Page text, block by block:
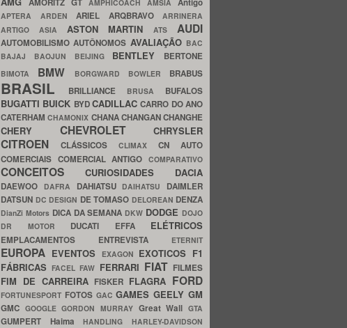
AMORITZ GT AMPHICOACH AMSIA Antigo
APTERA ARDEN ARIEL ARQBRAVO ARRINERA
ARTIGO ASIA ASTON MARTINATS AUDI
AUTOMOBILISMOAUTÔNOMOS AVALIAÇÃO BAC
BAJAJ BAOJUN BEIJING BENTLEY BERTONE
BIMOTA BMW BORGWARD BOWLER BRABUS
BRASIL BRILLIANCE BRUSA BUFALOS
BUGATTI BUICK BYDCADILLACCARRO DO ANO
CATERHAMCHAMONIX CHANACHANGANCHANGHE
CHERY CHEVROLET CHRYSLER
CITROEN CLÁSSICOS CLIMAX CN AUTO
COMERCIAIS COMERCIAL ANTIGOCOMPARATIVO
CONCEITOS CURIOSIDADES DACIA
DAEWOO DAFRA DAHIATSU DAIHATSU DAIMLER
DATSUN DC DESIGN DE TOMASO DELOREAN DENZA
DianZi Motors DICA DA SEMANA DKW DODGE DOJO
DR MOTOR DUCATI EFFA ELÉTRICOS
EMPLACAMENTOS ENTREVISTA ETERNIT
EUROPA EVENTOS EXAGON EXOTICOS F1
FÁBRICASFACELFAW FERRARI FIAT FILMES
FIM DE CARREIRA FISKER FLAGRA FORD
FORTUNESPORT FOTOS GACGAMESGEELYGM
GMC GOOGLEGORDON MURRAY Great WallGTA
GUMPERT HaimaHANDLINGHARLEY-DAVIDSON